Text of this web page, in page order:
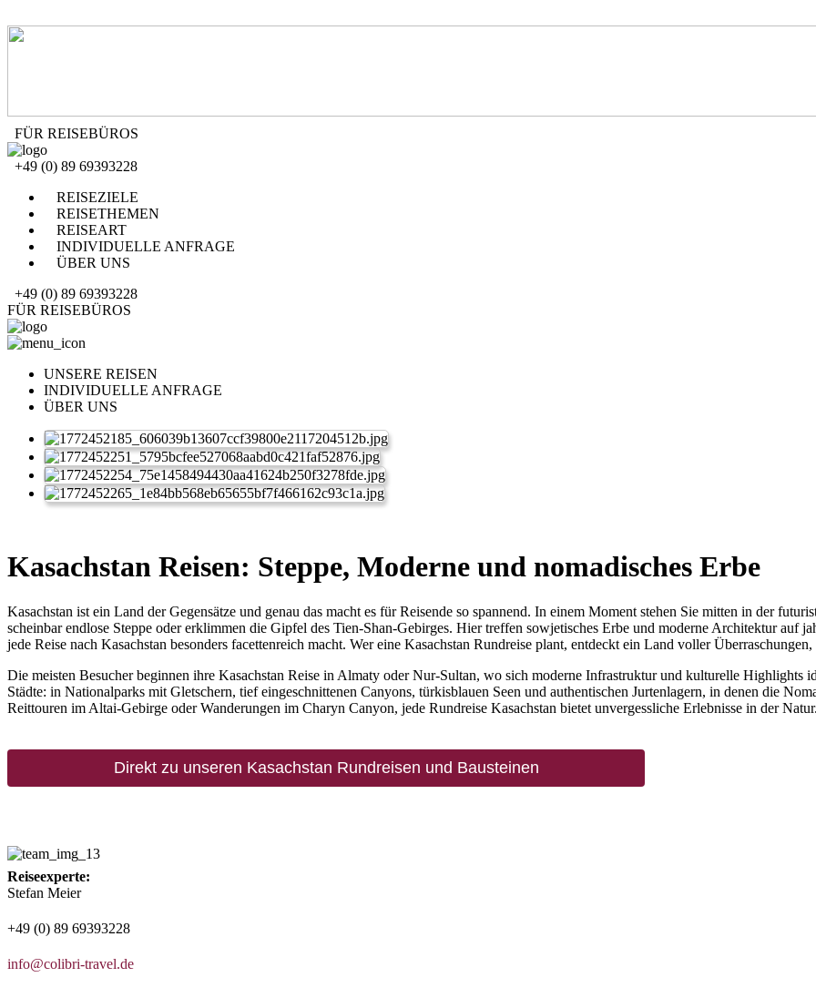
FÜR REISEBÜROS
+49 (0) 89 69393228
REISEZIELE
REISETHEMEN
REISEART
INDIVIDUELLE ANFRAGE
ÜBER UNS
+49 (0) 89 69393228
FÜR REISEBÜROS
UNSERE REISEN
INDIVIDUELLE ANFRAGE
ÜBER UNS
Kasachstan Reisen: Steppe, Moderne und nomadisches Erbe
Kasachstan ist ein Land der Gegensätze und genau das macht es für Reisende so spannend. In einem Moment stehen Sie mitten in der
scheinbar endlose Steppe oder erklimmen die Gipfel des Tien-Shan-Gebirges. Hier treffen sowjetisches Erbe und moderne Architektur auf
jede Reise nach Kasachstan besonders facettenreich macht. Wer eine Kasachstan Rundreise plant, entdeckt ein Land voller
Die meisten Besucher beginnen ihre Kasachstan Reise in Almaty oder Nur-Sultan, wo sich moderne Infrastruktur und kulturelle Highlights
Städte: in Nationalparks mit Gletschern, tief eingeschnittenen Canyons, türkisblauen Seen und authentischen Jurtenlagern, in denen die
Reittouren im Altai-Gebirge oder Wanderungen im Charyn Canyon, jede Rundreise Kasachstan bietet unvergessliche Erlebnisse in der
Direkt zu unseren Kasachstan Rundreisen und Bausteinen
Reiseexperte:
Stefan Meier
+49 (0) 89 69393228
info@colibri-travel.de